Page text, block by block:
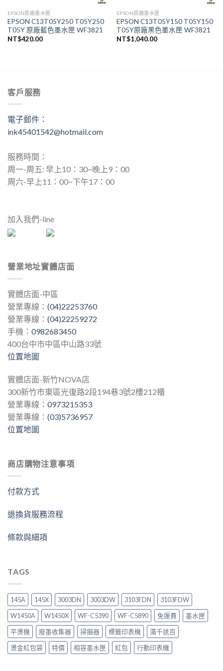
EPSON原廠墨水匣
EPSON C13T05Y250 T05Y250
T05Y 原廠藍色墨水匣 WF3821
NT$420.00
EPSON原廠墨水匣
EPSON C13T05Y150 T05Y150
T05Y原廠黑色墨水匣 WF3821
NT$1,040.00
客戶服務
電子郵件：
ink45401542@hotmail.com
服務時間：
周一-周五: 早上10：30~晚上9：00
周六-早上11：00~下午17：00
加入我們-line
營業地址實體店面
實體店面-中區
營業專線： (04)22253760
營業專線： (04)22259272
手機： 0982683450
400台中市中區中山路33號
位置地圖
實體店面-新竹NOVA店
300新竹市東區光復路2段194巷3號2樓212櫃
營業專線： 0973215353
營業專線： (03)5736957
位置地圖
商店購物注意事項
付款方式
退換貨服務流程
條款與細項
TAGS
145A 145X 3003DN 3003DW 3103FDN
3103FDW
W1450A
W1450X WF-C5390 WF-C5890 免運費
墨水匣
平燙機
廢墨收集器 掃描器 標籤印表機
滿千送百
燙金紅包袋
特價 相容墨水匣 紅包 行動印表機